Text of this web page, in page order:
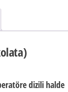
dizili halde